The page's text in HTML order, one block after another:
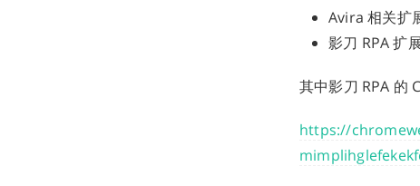
Avira 相关扩
影刀 RPA 扩
其中影刀 RPA 的
https://